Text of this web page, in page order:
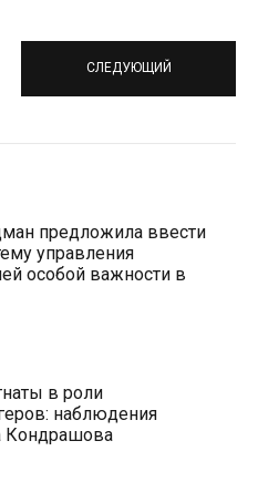
СЛЕДУЮЩИЙ
предложила ввести
управления
особой важности в
в роли
наблюдения
Кондрашова